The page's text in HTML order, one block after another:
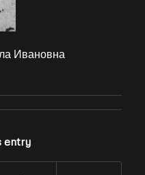
Ивановна
entry